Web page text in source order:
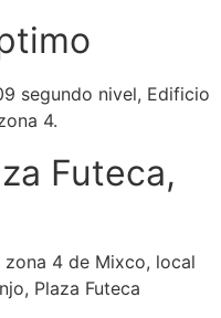
segundo nivel, Edificio
4.
Futeca,
zona 4 de Mixco, local
Plaza Futeca